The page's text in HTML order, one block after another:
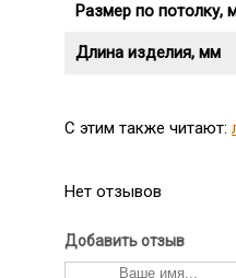
Размер по потолку,
Длина изделия, мм
C этим также читают:
Нет отзывов
Добавить отзыв